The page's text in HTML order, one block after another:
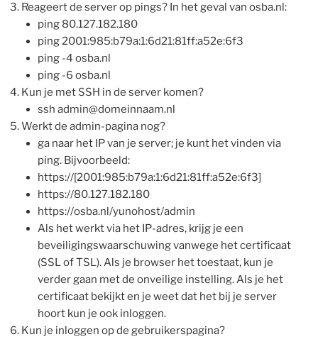
Reageert de server op pings? In het geval van osba.nl:
ping 80.127.182.180
ping 2001:985:b79a:1:6d21:81ff:a52e:6f3
ping -4 osba.nl
ping -6 osba.nl
Kun je met SSH in de server komen?
ssh admin@domeinnaam.nl
Werkt de admin-pagina nog?
ga naar het IP van je server; je kunt het vinden via
ping. Bijvoorbeeld:
https://[2001:985:b79a:1:6d21:81ff:a52e:6f3]
https://80.127.182.180
https://osba.nl/yunohost/admin
Als het werkt via het IP-adres, krijg je een
beveiligingswaarschuwing vanwege het certificaat
(SSL of TSL). Als je browser het toestaat, kun je
verder gaan met de onveilige instelling. Als je het
certificaat bekijkt en je weet dat het bij je server
hoort kun je ook inloggen.
Kun je inloggen op de gebruikerspagina?